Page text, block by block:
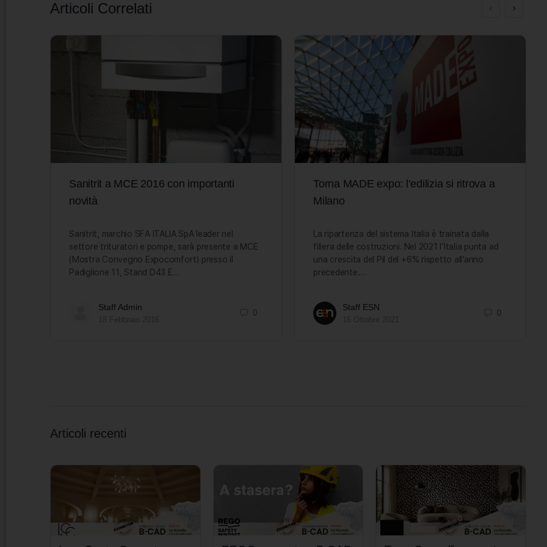
Articoli Correlati
Sanitrit a MCE 2016 con importanti
novità
Sanitrit, marchio SFA ITALIA SpA leader nel
settore trituratori e pompe, sarà presente a MCE
(Mostra Convegno Expocomfort) presso il
Padiglione 11, Stand D43 E…
Staff Admin
0
Torna MADE expo: l’edilizia si ritrova a
Milano
La ripartenza del sistema Italia è trainata dalla
filiera delle costruzioni. Nel 2021 l’Italia punta ad
una crescita del Pil del +6% rispetto all’anno
precedente.…
Staff ESN
0
Articoli recenti